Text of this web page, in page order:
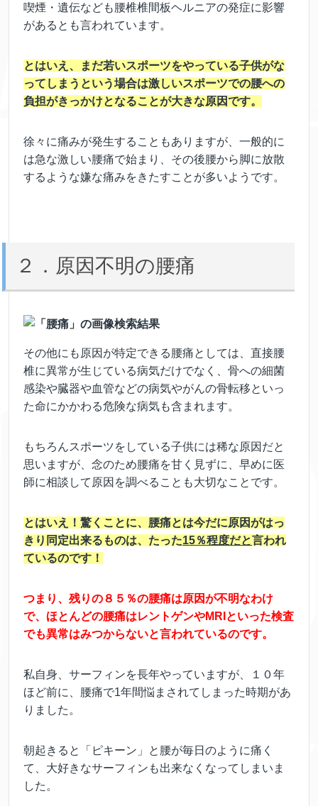
喫煙・遺伝なども腰椎椎間板ヘルニアの発症に影響
があるとも言われています。
とはいえ、まだ若いスポーツをやっている子供がな
ってしまうという場合は激しいスポーツでの腰への
負担がきっかけとなることが大きな原因です。
徐々に痛みが発生することもありますが、一般的に
は急な激しい腰痛で始まり、その後腰から脚に放散
するような嫌な痛みをきたすことが多いようです。
２．原因不明の腰痛
その他にも原因が特定できる腰痛としては、直接腰
椎に異常が生じている病気だけでなく、骨への細菌
感染や臓器や血管などの病気やがんの骨転移といっ
た命にかかわる危険な病気も含まれます。
もちろんスポーツをしている子供には稀な原因だと
思いますが、念のため腰痛を甘く見ずに、早めに医
師に相談して原因を調べることも大切なことです。
とはいえ！ 驚くことに、腰痛とは今だに原因がはっ
きり同定出来るものは、たった15％程度だと言われ
ているのです！
つまり、残りの８５％の腰痛は原因が不明なわけ
で、ほとんどの腰痛はレントゲンやMRIといった検査
でも異常はみつからないと言われているのです。
私自身、サーフィンを長年やっていますが、１０年
ほど前に、腰痛で1年間悩まされてしまった時期があ
りました。
朝起きると「ピキーン」と腰が毎日のように痛く
て、大好きなサーフィンも出来なくなってしまいま
した。